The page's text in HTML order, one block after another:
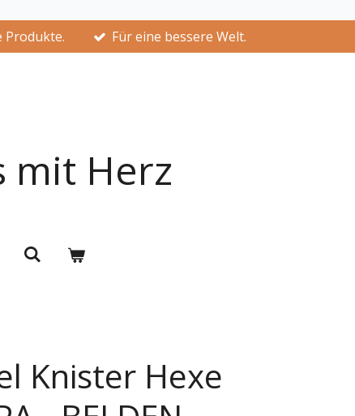
Produkte. Für eine bessere Welt.
mit Herz
Knister Hexe